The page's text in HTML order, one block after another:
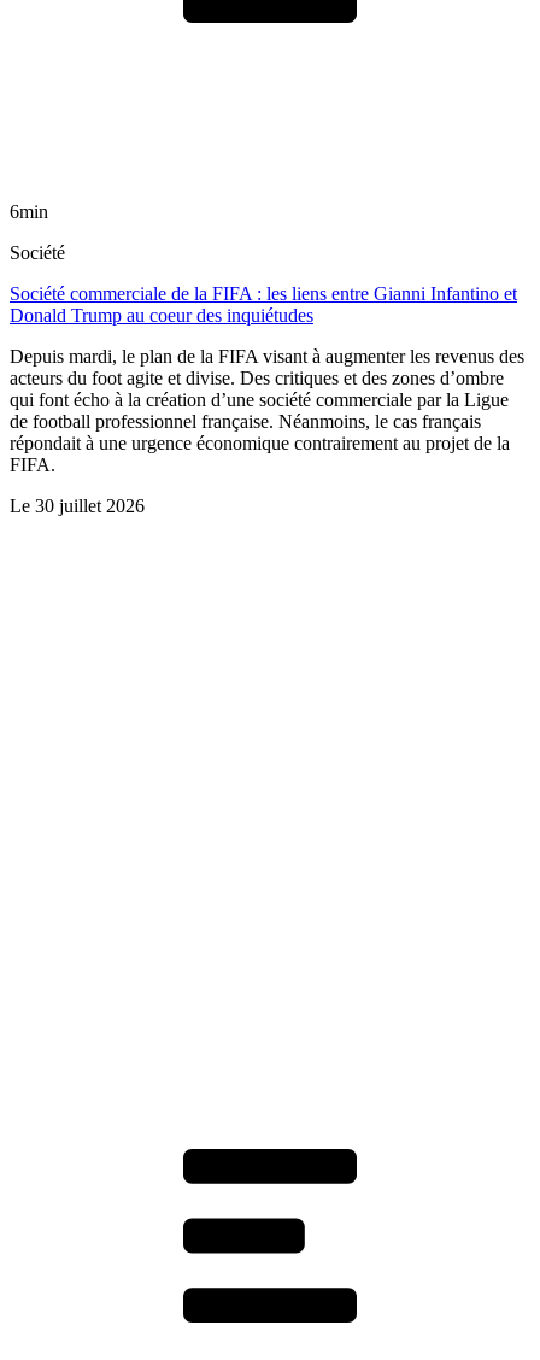
6min
Société
Société commerciale de la FIFA : les liens entre Gianni Infantino et
Donald Trump au coeur des inquiétudes
Depuis mardi, le plan de la FIFA visant à augmenter les revenus des
acteurs du foot agite et divise. Des critiques et des zones d’ombre
qui font écho à la création d’une société commerciale par la Ligue
de football professionnel française. Néanmoins, le cas français
répondait à une urgence économique contrairement au projet de la
FIFA.
Le 30 juillet 2026